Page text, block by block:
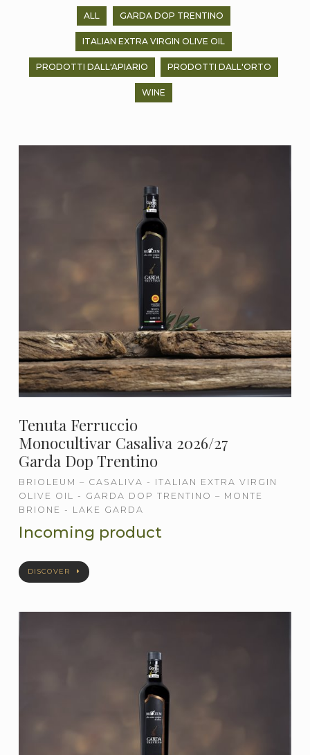
ALL GARDA DOP TRENTINO
ITALIAN EXTRA VIRGIN OLIVE OIL
PRODOTTI DALL'APIARIO PRODOTTI DALL'ORTO
WINE
Tenuta Ferruccio
Monocultivar Casaliva 2026/27
Garda Dop Trentino
BRIOLEUM – CASALIVA - ITALIAN EXTRA VIRGIN
OLIVE OIL - GARDA DOP TRENTINO – MONTE
BRIONE - LAKE GARDA
Incoming product
DISCOVER